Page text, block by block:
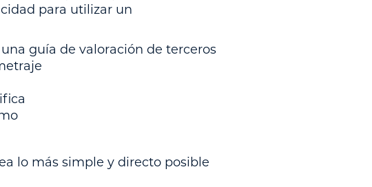
para utilizar un
guía de valoración de terceros
lo más simple y directo posible